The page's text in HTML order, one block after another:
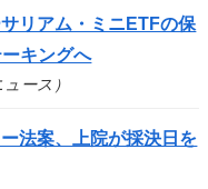
リアム・ミニETFの保
キングへ
ース）
法案、上院が採決日を